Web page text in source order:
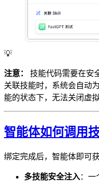
💡
注意：
技能代码需要在安
关联技能时，系统会自动
能的状态下，无法关闭虚拟
智能体如何调用技
绑定完成后，智能体即可
多技能安全注入：一